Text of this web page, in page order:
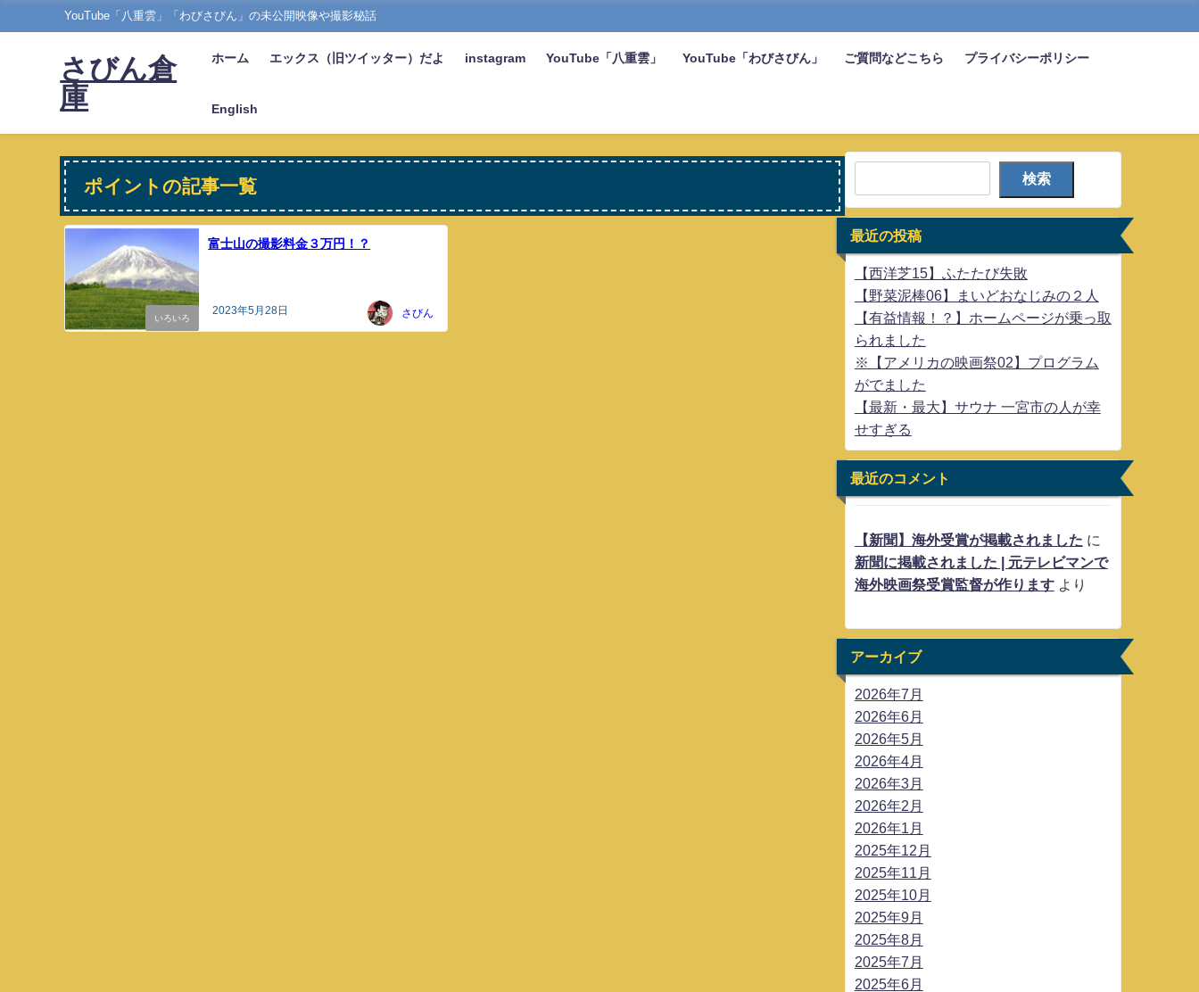
YouTube「八重雲」「わびさびん」の未公開映像や撮影秘話
さびん倉
庫
ホーム エックス（旧ツイッター）だよ instagram YouTube「八重雲」 YouTube「わびさびん」 ご質問などこちら プライバシーポリシー
English
ポイントの記事一覧
いろいろ
富士山の撮影料金３万円！？
2023年5月28日 さびん
検索
最近の投稿
【西洋芝15】ふたたび失敗
【野菜泥棒06】まいどおなじみの２人
【有益情報！？】ホームページが乗っ取
られました
※【アメリカの映画祭02】プログラム
がでました
【最新・最大】サウナ 一宮市の人が幸
せすぎる
最近のコメント
【新聞】海外受賞が掲載されました に
新聞に掲載されました | 元テレビマンで
海外映画祭受賞監督が作りますより
アーカイブ
2026年7月
2026年6月
2026年5月
2026年4月
2026年3月
2026年2月
2026年1月
2025年12月
2025年11月
2025年10月
2025年9月
2025年8月
2025年7月
2025年6月